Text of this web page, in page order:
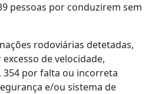
pessoas por conduzirem sem
rodoviárias detetadas,
de velocidade,
354 por falta ou incorreta
e/ou sistema de